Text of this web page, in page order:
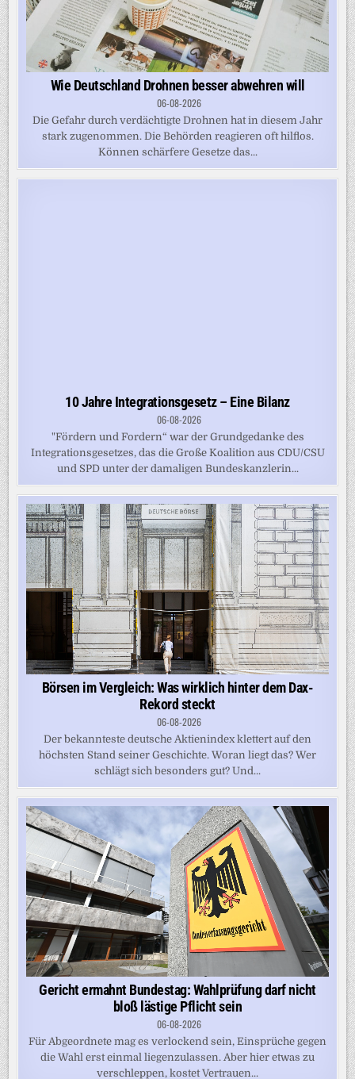
Wie Deutschland Drohnen besser abwehren will
06-08-2026
Die Gefahr durch verdächtigte Drohnen hat in diesem Jahr
stark zugenommen. Die Behörden reagieren oft hilflos.
Können schärfere Gesetze das...
10 Jahre Integrationsgesetz – Eine Bilanz
06-08-2026
"Fördern und Fordern“ war der Grundgedanke des
Integrationsgesetzes, das die Große Koalition aus CDU/CSU
und SPD unter der damaligen Bundeskanzlerin...
Börsen im Vergleich: Was wirklich hinter dem Dax-
Rekord steckt
06-08-2026
Der bekannteste deutsche Aktienindex klettert auf den
höchsten Stand seiner Geschichte. Woran liegt das? Wer
schlägt sich besonders gut? Und...
Gericht ermahnt Bundestag: Wahlprüfung darf nicht
bloß lästige Pflicht sein
06-08-2026
Für Abgeordnete mag es verlockend sein, Einsprüche gegen
die Wahl erst einmal liegenzulassen. Aber hier etwas zu
verschleppen, kostet Vertrauen...